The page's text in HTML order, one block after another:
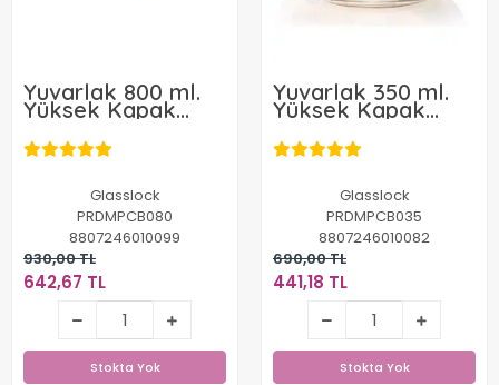
Yuvarlak 800 ml.
Yüksek Kapak
Saklama Kabı
Glasslock
PRDMPCB080
8807246010099
930,00 TL
642,67 TL
642,67 TL
Stokta Yok
Stokta Yok
Yuvarlak 350 ml.
Yüksek Kapak
Saklama Kabı
Glasslock
PRDMPCB035
8807246010082
690,00 TL
441,18 TL
441,18 TL
Stokta Yok
Stokta Yok